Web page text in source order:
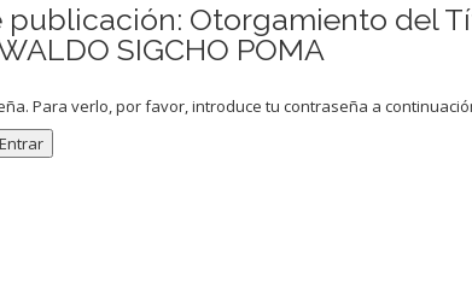
publicación: Otorgamiento del
SIGCHO POMA
Para verlo, por favor, introduce tu contraseña a